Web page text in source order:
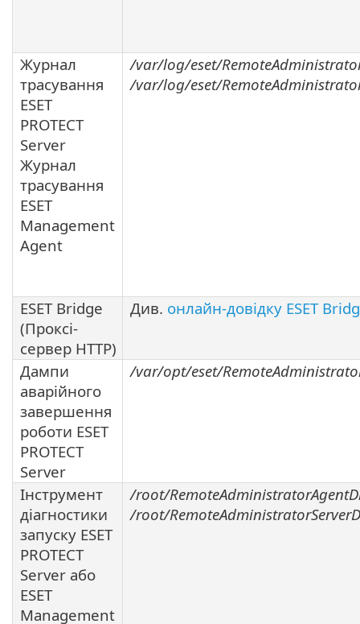
Журнал
трасування
ESET
PROTECT
Server
Журнал
трасування
ESET
Management
Agent
/var/log/eset/
/var/log/eset/
ESET Bridge
(Проксі-
сервер HTTP)
Див. онлайн-довідку ESET
Дампи
аварійного
завершення
роботи ESET
PROTECT
Server
/var/opt/eset/
Інструмент
діагностики
запуску ESET
PROTECT
Server або
ESET
Management
/root/
/root/